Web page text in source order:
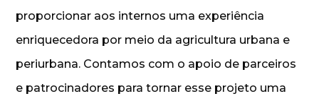
proporcionar aos internos uma experiência
enriquecedora por meio da agricultura urbana e
periurbana. Contamos com o apoio de parceiros
e patrocinadores para tornar esse projeto uma